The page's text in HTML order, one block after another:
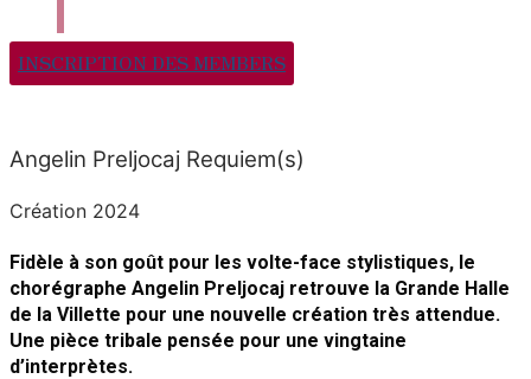
INSCRIPTION DES MEMBERS
Angelin Preljocaj Requiem(s)
Création 2024
Fidèle à son goût pour les volte-face stylistiques, le
chorégraphe Angelin Preljocaj retrouve la Grande Halle
de la Villette pour une nouvelle création très attendue.
Une pièce tribale pensée pour une vingtaine
d’interprètes.